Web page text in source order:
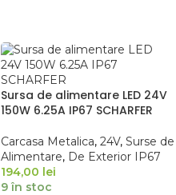
Sursa de alimentare LED 24V
150W 6.25A IP67 SCHARFER
Carcasa Metalica, 24V, Surse de
Alimentare, De Exterior IP67
194,00 lei
9 în stoc